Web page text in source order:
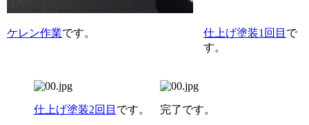
ケレン作業です。 仕上げ塗装1回目 で
す。
仕上げ塗装2回目 です。 完了です。